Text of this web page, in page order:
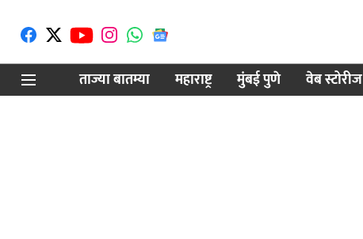
ताज्या बातम्या
महाराष्ट्र मुंबई पुणे वेब स्टोरीज